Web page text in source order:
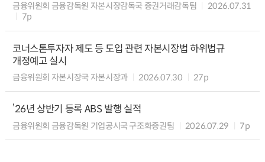
금융위원회 금융감독원 자본시장감독국 증권거래감독팀
2026.07.31
7p
코너스톤투자자 제도 등 도입 관련 자본시장법 하위법규
개정예고 실시
금융위원회 자본시장국 자본시장과 2026.07.30 27p
’26년 상반기 등록 ABS 발행 실적
금융위원회 금융감독원 기업공시국 구조화증권팀 2026.07.29 7p